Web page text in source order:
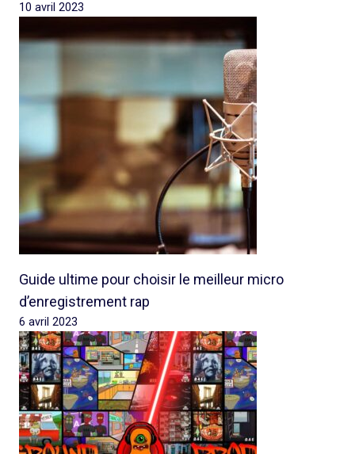
10 avril 2023
Guide ultime pour choisir le meilleur micro
d’enregistrement rap
6 avril 2023